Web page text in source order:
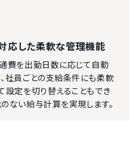
応した柔軟な管理機能
費を出勤日数に応じて自動
社員ごとの支給条件にも柔軟
設定を切り替えることもでき
ない給与計算を実現します。